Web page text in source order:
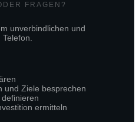
FRAGEN?
unverbindlichen und
und Ziele besprechen
ermitteln